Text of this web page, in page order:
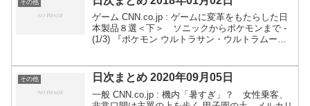
その他
ゲーム CNN.co.jp : ゲームに変革をもたらした日
本製品８選＜下＞ ソニックからポケモンまで -
(1/3) 『ポケモン ウルトラサン・ウルトラムー
その他 日次まとめ 2020年09月05日
一般 CNN.co.jp : 機内「暑すぎ」？ 女性乗客、